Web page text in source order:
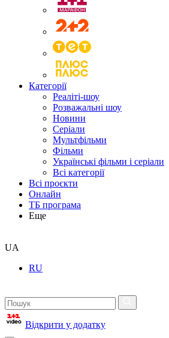
Категорії
Реаліті-шоу
Розважальні шоу
Новини
Серіали
Мультфільми
Фільми
Українські фільми і серіали
Всі категорії
Всі проєкти
Онлайн
ТБ програма
Еще
UA
RU
Відкрити у додатку